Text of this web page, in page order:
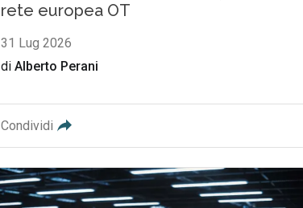
rete europea OT
31 Lug 2026
diAlberto Perani
Condividi